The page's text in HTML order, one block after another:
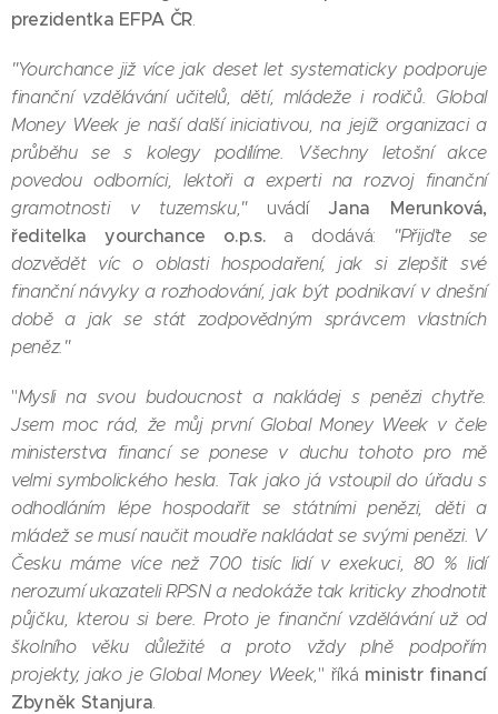
prezidentka EFPA ČR.
"Yourchance již více jak deset let systematicky podporuje
finanční vzdělávání učitelů, dětí, mládeže i rodičů. Global
Money Week je naší další iniciativou, na jejíž organizaci a
průběhu se s kolegy podílíme. Všechny letošní akce
povedou odborníci, lektoři a experti na rozvoj finanční
gramotnosti v tuzemsku," uvádíJana Merunková,
ředitelka yourchance o.p.s. a dodává: "Přijďte se
dozvědět víc o oblasti hospodaření, jak si zlepšit své
finanční návyky a rozhodování, jak být podnikaví v dnešní
době a jak se stát zodpovědným správcem vlastních
peněz."
"Mysli na svou budoucnost a nakládej s penězi chytře.
Jsem moc rád, že můj první Global Money Week v čele
ministerstva financí se ponese v duchu tohoto pro mě
velmi symbolického hesla. Tak jako já vstoupil do úřadu s
odhodláním lépe hospodařit se státními penězi, děti a
mládež se musí naučit moudře nakládat se svými penězi. V
Česku máme více než 700 tisíc lidí v exekuci, 80 % lidí
nerozumí ukazateli RPSN a nedokáže tak kriticky zhodnotit
půjčku, kterou si bere. Proto je finanční vzdělávání už od
školního věku důležité a proto vždy plně podpořím
projekty, jako je Global Money Week," říká ministr financí
Zbyněk Stanjura.